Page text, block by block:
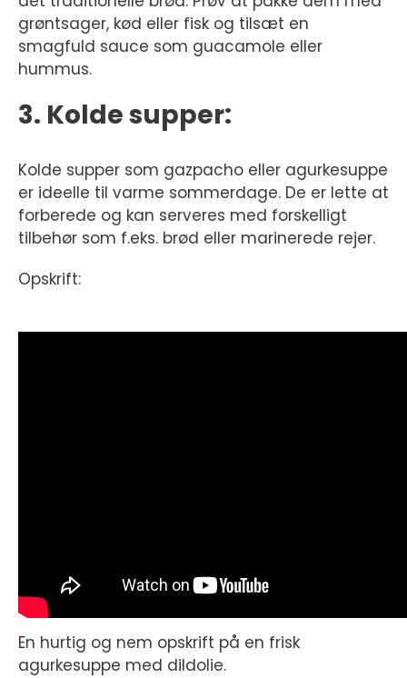
grøntsager, kød eller fisk og tilsæt en
smagfuld sauce som guacamole eller
hummus.
3. Kolde supper:
Kolde supper som gazpacho eller agurkesuppe
er ideelle til varme sommerdage. De er lette at
forberede og kan serveres med forskelligt
tilbehør som f.eks. brød eller marinerede rejer.
Opskrift:
En hurtig og nem opskrift på en frisk
agurkesuppe med dildolie.